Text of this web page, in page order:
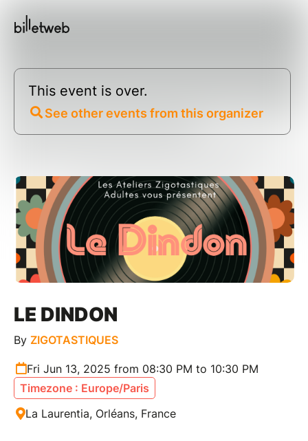
This event is over.
See other events from this organizer
LE DINDON
By ZIGOTASTIQUES
Fri Jun 13, 2025 from 08:30 PM to 10:30 PM
Timezone : Europe/Paris
La Laurentia, Orléans, France